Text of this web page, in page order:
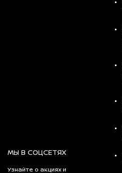
МЫ В СОЦСЕТЯХ
Узнайте о акциях и